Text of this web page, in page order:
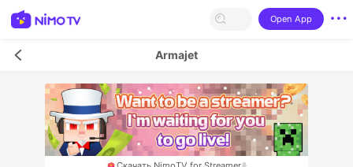
Open App
Armajet